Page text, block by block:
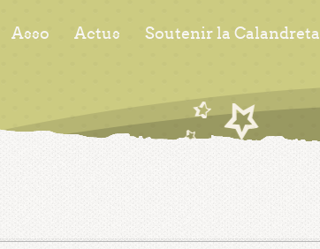
Asso Actus Soutenir la Calandreta